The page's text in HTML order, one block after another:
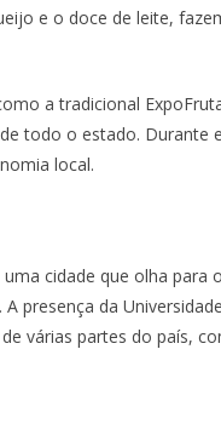
e o doce de leite,
a tradicional
todo o estado. Durante
local.
cidade que olha
presença da
várias partes do país,